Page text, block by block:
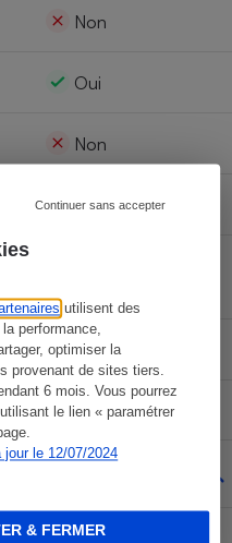
utilisent des
performance,
optimiser la
provenant de sites tiers.
6 mois. Vous pourrez
le lien « paramétrer
le 12/07/2024
Continuer sans accepter
& FERMER
Non
Oui
Non
Oui
Non
Antidérapant
36 cm